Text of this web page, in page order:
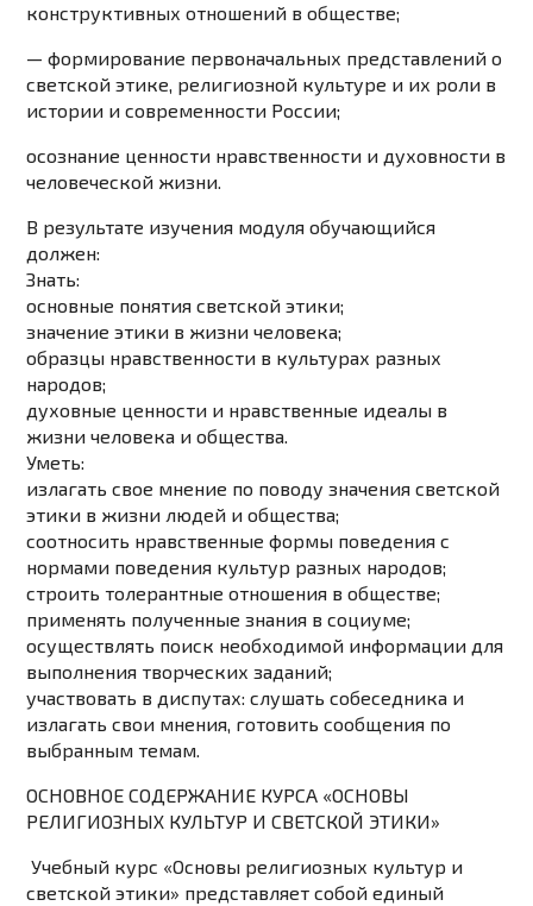
конструктивных отношений в обществе;
— формирование первоначальных представлений о
светской этике, религиозной культуре и их роли в
истории и современности России;
осознание ценности нравственности и духовности в
человеческой жизни.
В результате изучения модуля обучающийся
должен:
Знать:
основные понятия светской этики;
значение этики в жизни человека;
образцы нравственности в культурах разных
народов;
духовные ценности и нравственные идеалы в
жизни человека и общества.
Уметь:
излагать свое мнение по поводу значения светской
этики в жизни людей и общества;
соотносить нравственные формы поведения с
нормами поведения культур разных народов;
строить толерантные отношения в обществе;
применять полученные знания в социуме;
осуществлять поиск необходимой информации для
выполнения творческих заданий;
участвовать в диспутах: слушать собеседника и
излагать свои мнения, готовить сообщения по
выбранным темам.
ОСНОВНОЕ СОДЕРЖАНИЕ КУРСА «ОСНОВЫ
РЕЛИГИОЗНЫХ КУЛЬТУР И СВЕТСКОЙ ЭТИКИ»
Учебный курс «Основы религиозных культур и
светской этики» представляет собой единый